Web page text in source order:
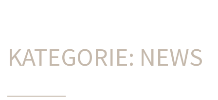
KATEGORIE: NEWS